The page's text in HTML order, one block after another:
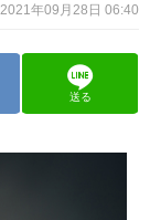
2021年09月28日 06:40
送る